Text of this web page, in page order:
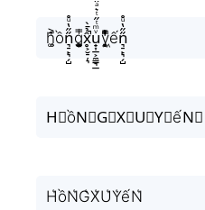
h͚̖̜̍̃͐ồn͉̠̙͉̗̺̋̋̔ͧ̊g͎͚̥͎͔͕ͥ̿x̥͕̮̠̦͉̑̉̄̀̚u̟͎̲͕̼̳͉̲ͮͫͭ̋ͭ͛ͣ̈y͉̝͖̻̯ͮ̒̂ͮ͋ͫͨến͉̠̙͉̗̺̋̋̔ͧ̊
H⃗ồN⃗G⃗X⃗U⃗Y⃗ếN⃗
H͛ồN͛G͛X͛U͛Y͛ếN͛